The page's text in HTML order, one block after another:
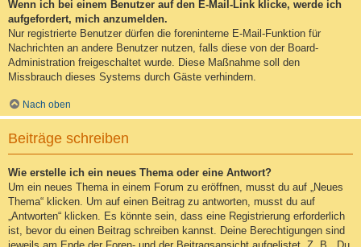
Wenn ich bei einem Benutzer auf den E-Mail-Link klicke, werde ich
aufgefordert, mich anzumelden.
Nur registrierte Benutzer dürfen die foreninterne E-Mail-Funktion für
Nachrichten an andere Benutzer nutzen, falls diese von der Board-
Administration freigeschaltet wurde. Diese Maßnahme soll den
Missbrauch dieses Systems durch Gäste verhindern.
Nach oben
Beiträge schreiben
Wie erstelle ich ein neues Thema oder eine Antwort?
Um ein neues Thema in einem Forum zu eröffnen, musst du auf „Neues
Thema“ klicken. Um auf einen Beitrag zu antworten, musst du auf
„Antworten“ klicken. Es könnte sein, dass eine Registrierung erforderlich
ist, bevor du einen Beitrag schreiben kannst. Deine Berechtigungen sind